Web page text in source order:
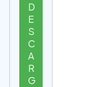
D
E
S
C
A
R
G